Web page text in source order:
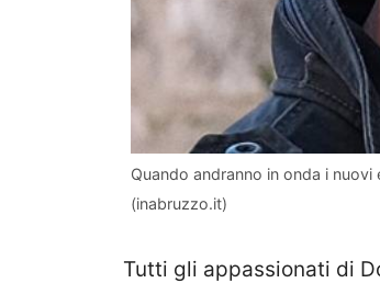
Quando andranno in onda i
(inabruzzo.it)
Tutti gli appassionati di